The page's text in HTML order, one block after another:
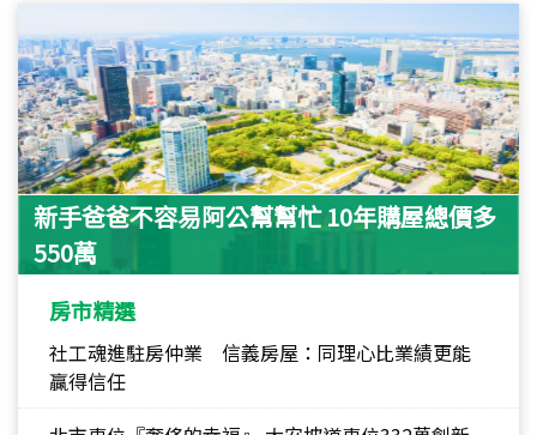
新手爸爸不容易阿公幫幫忙 10年購屋總價多
550萬
房市精選
社工魂進駐房仲業 信義房屋：同理心比業績更能
贏得信任